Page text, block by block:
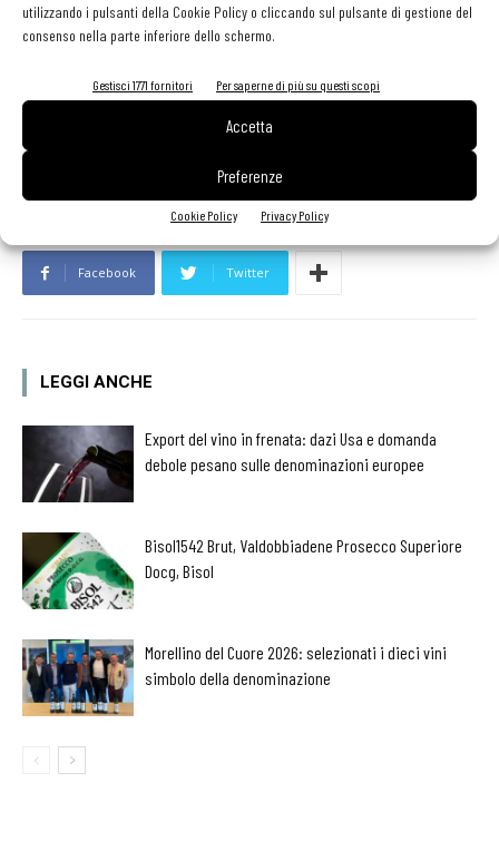
utilizzando i pulsanti della Cookie Policy o cliccando sul pulsante di gestione del
consenso nella parte inferiore dello schermo.
Gestisci 1771 fornitori Per saperne di più su questi scopi
Accetta
Preferenze
Cookie Policy Privacy Policy
varietà delle tipologie birrarie, oltre che per l'innovazione di
prodotto.
Gaetano Ragunì
Facebook Twitter
LEGGI ANCHE
Export del vino in frenata: dazi Usa e domanda
debole pesano sulle denominazioni europee
Bisol1542 Brut, Valdobbiadene Prosecco Superiore
Docg, Bisol
Morellino del Cuore 2026: selezionati i dieci vini
simbolo della denominazione